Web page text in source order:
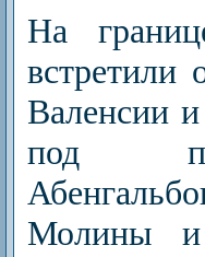
На
встретили
Валенсии
под
Молины